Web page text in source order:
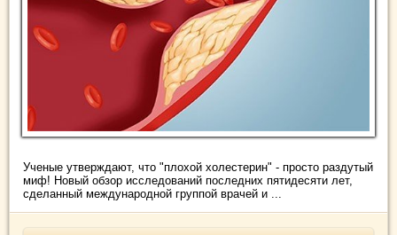
Ученые утверждают, что "плохой холестерин" - просто раздутый
миф! Новый обзор исследований последних пятидесяти лет,
сделанный международной группой врачей и ...